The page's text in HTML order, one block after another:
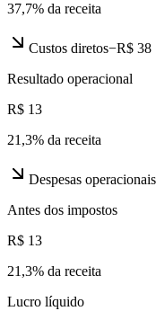
37,7% da receita
Custos diretos−R$ 38
Resultado operacional
R$ 13
21,3% da receita
Despesas operacionais
Antes dos impostos
R$ 13
21,3% da receita
Lucro líquido